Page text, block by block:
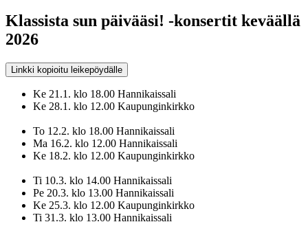
Klassista sun päivääsi! -konsertit keväällä
2026
Linkki kopioitu leikepöydälle
Ke 21.1. klo 18.00 Hannikaissali
Ke 28.1. klo 12.00 Kaupunginkirkko
To 12.2. klo 18.00 Hannikaissali
Ma 16.2. klo 12.00 Hannikaissali
Ke 18.2. klo 12.00 Kaupunginkirkko
Ti 10.3. klo 14.00 Hannikaissali
Pe 20.3. klo 13.00 Hannikaissali
Ke 25.3. klo 12.00 Kaupunginkirkko
Ti 31.3. klo 13.00 Hannikaissali